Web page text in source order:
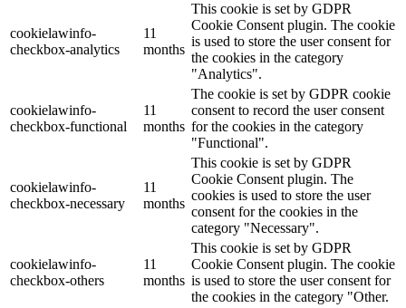
cookielawinfo-
checkbox-analytics
11
months
This cookie is set by GDPR
Cookie Consent plugin. The cookie
is used to store the user consent for
the cookies in the category
"Analytics".
cookielawinfo-
checkbox-functional
11
months
The cookie is set by GDPR cookie
consent to record the user consent
for the cookies in the category
"Functional".
cookielawinfo-
checkbox-necessary
11
months
This cookie is set by GDPR
Cookie Consent plugin. The
cookies is used to store the user
consent for the cookies in the
category "Necessary".
cookielawinfo-
checkbox-others
11
months
This cookie is set by GDPR
Cookie Consent plugin. The cookie
is used to store the user consent for
the cookies in the category "Other.